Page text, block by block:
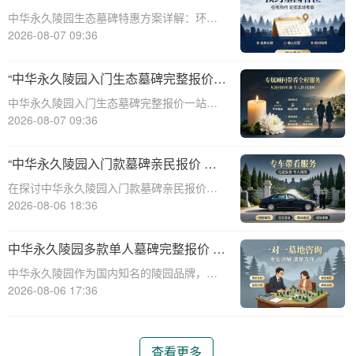
整报价与一站式服务打包特惠解析
中华永久陵园生态墓碑特惠方案详解：环
保、经济、个性化选择☎ 中华永久陵园电
提升，选择一个环保且经济的陵园及墓碑成
为许多家庭的考虑。中华永久陵园，作
2026-08-07 09:36
“中华永久陵园入门生态墓碑完整报价
一站式服务打包特惠详解”
中华永久陵园入门生态墓碑完整报价一站式
服务打包特惠详解☎ 中华永久陵园电话:400-
之一，一直致力于提供高品质、个性化的墓
碑服务。生态墓碑作为一种环保、
2026-08-07 09:36
“中华永久陵园入门款墓碑亲民报价 一
次性付清享折上折：超值优惠与便捷选
择的完美结合”
在探讨中华永久陵园入门款墓碑亲民报价这
一主题时，我们首先需要理解墓碑选择的重
对逝者的纪念，也是对生者情感的寄托。因
此，选择一款既符合预算又具有纪念意义的
墓碑显得尤
2026-08-06 18:36
中华永久陵园多款单人墓碑完整报价 淡
季下单直降数千元详解
中华永久陵园作为国内知名的陵园品牌，提
供多种单人墓碑选择，满足不同客户的需
元的优惠政策，帮助消费者做出明智的选
2026-08-06 17:36
查看更多